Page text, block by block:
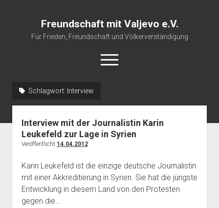
Freundschaft mit Valjevo e.V.
Für Frieden, Freundschaft und Völkerverständigung
open
menu
Über uns
Schlagwort: Interview
Interview mit der Journalistin Karin
Leukefeld zur Lage in Syrien
Veröffentlicht 14.04.2012
Karin Leukefeld ist die einzige deutsche Journalistin
mit einer Akkreditierung in Syrien. Sie hat die jüngste
Entwicklung in diesem Land von den Protesten
gegen die…